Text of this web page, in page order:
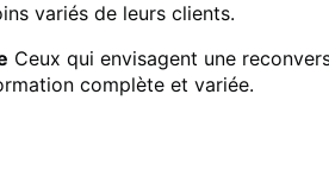
variés de leurs clients.
Ceux qui envisagent une
complète et variée.